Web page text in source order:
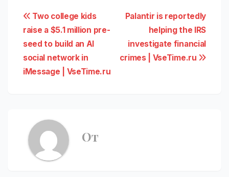
Навигация
по
записям
Palantir is reportedly
helping the IRS
investigate financial
crimes | VseTime.ru
Two college kids
raise a $5.1 million pre-
seed to build an AI
social network in
iMessage | VseTime.ru
От